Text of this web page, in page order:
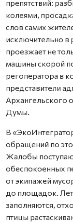
препятствий:
колеями,
слов самих
исключительно в
проезжает не
машины скорой
регоператора в
представители
Архангельского
Думы.
В
обращений по
Жалобы
обеспокоенных
от экипажей
до площадок.
заполняются,
птицы